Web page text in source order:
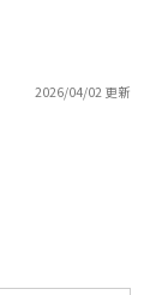
2026/04/02 更新